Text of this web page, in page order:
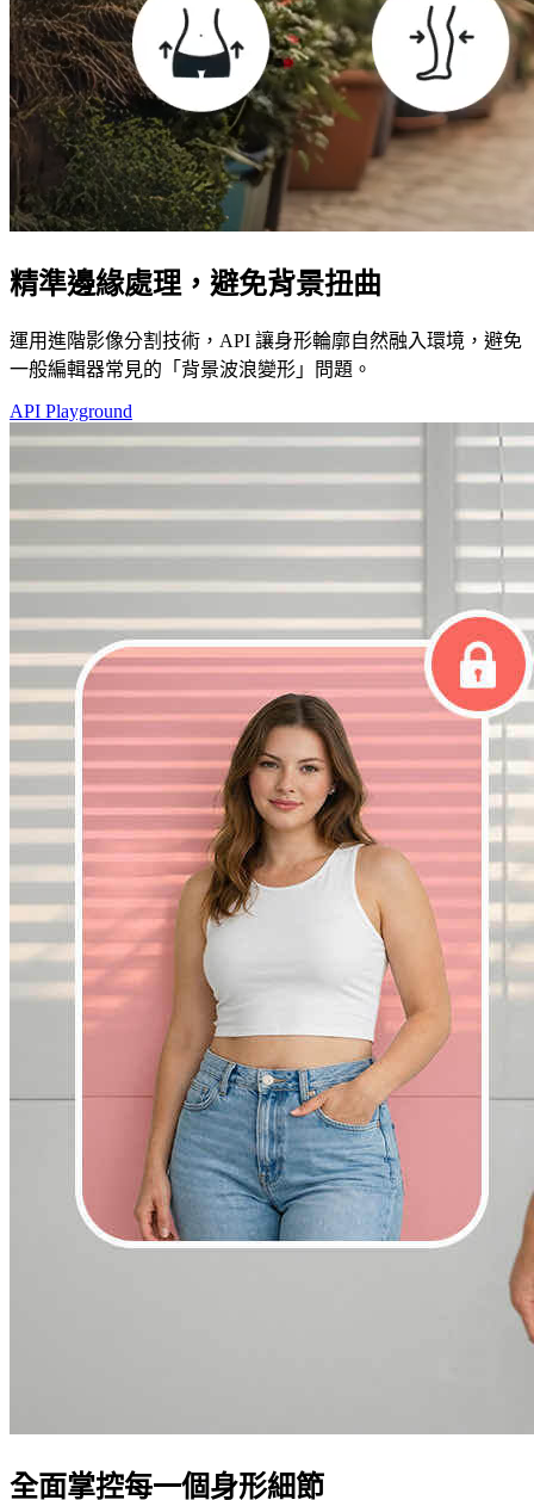
精準邊緣處理，避免背景扭曲
運用進階影像分割技術，API 讓身形輪廓自然融入環境，避免
一般編輯器常見的「背景波浪變形」問題。
API Playground
全面掌控每一個身形細節